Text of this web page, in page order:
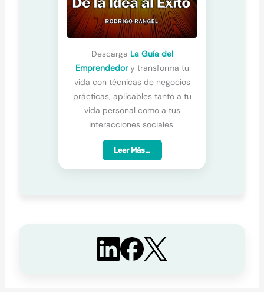
Descarga La Guía del
Emprendedory transforma tu
vida con técnicas de negocios
prácticas, aplicables tanto a tu
vida personal como a tus
interacciones sociales.
Leer Más…